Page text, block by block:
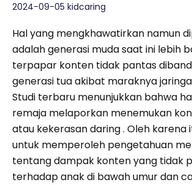
2024-09-05 kidcaring
Hal yang mengkhawatirkan namun
adalah generasi muda saat ini lebih
terpapar konten tidak pantas
generasi tua akibat maraknya
Studi terbaru menunjukkan bahwa
remaja melaporkan menemukan
atau kekerasan daring . Oleh karena
untuk memperoleh pengetahuan
tentang dampak konten yang tidak
terhadap anak di bawah umur dan